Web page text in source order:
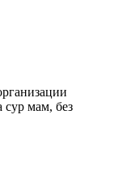
сур мам, без